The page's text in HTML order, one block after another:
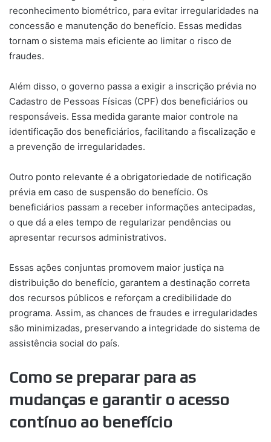
reconhecimento biométrico, para evitar irregularidades na
concessão e manutenção do benefício. Essas medidas
tornam o sistema mais eficiente ao limitar o risco de
fraudes.
Além disso, o governo passa a exigir a inscrição prévia no
Cadastro de Pessoas Físicas (CPF) dos beneficiários ou
responsáveis. Essa medida garante maior controle na
identificação dos beneficiários, facilitando a fiscalização e
a prevenção de irregularidades.
Outro ponto relevante é a obrigatoriedade de notificação
prévia em caso de suspensão do benefício. Os
beneficiários passam a receber informações antecipadas,
o que dá a eles tempo de regularizar pendências ou
apresentar recursos administrativos.
Essas ações conjuntas promovem maior justiça na
distribuição do benefício, garantem a destinação correta
dos recursos públicos e reforçam a credibilidade do
programa. Assim, as chances de fraudes e irregularidades
são minimizadas, preservando a integridade do sistema de
assistência social do país.
Como se preparar para as
mudanças e garantir o acesso
contínuo ao benefício